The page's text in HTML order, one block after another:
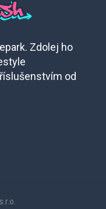
Zdolej ho
od